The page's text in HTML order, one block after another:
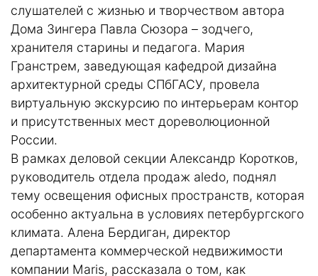
слушателей с жизнью и творчеством автора
Дома Зингера Павла Сюзора – зодчего,
хранителя старины и педагога. Мария
Гранстрем, заведующая кафедрой дизайна
архитектурной среды СПбГАСУ, провела
виртуальную экскурсию по интерьерам контор
и присутственных мест дореволюционной
России.
В рамках деловой секции Александр Коротков,
руководитель отдела продаж aledo, поднял
тему освещения офисных пространств, которая
особенно актуальна в условиях петербургского
климата. Алена Бердиган, директор
департамента коммерческой недвижимости
компании Maris, рассказала о том, как